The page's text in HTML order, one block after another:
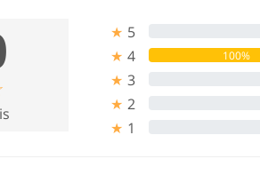
★ 5
★ 4 100%
★ 3
★ 2
★ 1